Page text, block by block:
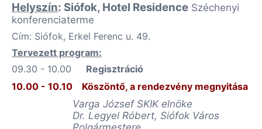
Helyszín: Siófok, Hotel Residence Széchenyi
konferenciaterme
Cím: Siófok, Erkel Ferenc u. 49.
Tervezett program:
09.30 - 10.00
Regisztráció
10.00 - 10.10
Köszöntő, a rendezvény megnyitása
Varga József SKIK elnöke
Dr. Legyel Róbert, Siófok Város